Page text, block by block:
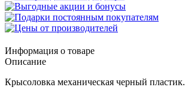
Информация о товаре
Описание
Крысоловка механическая черный пластик.